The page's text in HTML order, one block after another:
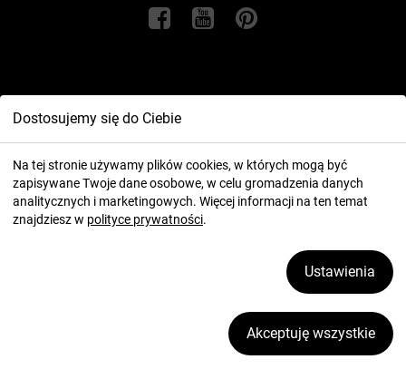
Dostosujemy się do Ciebie
Na tej stronie używamy plików cookies, w których mogą być
zapisywane Twoje dane osobowe, w celu gromadzenia danych
analitycznych i marketingowych. Więcej informacji na ten temat
znajdziesz w polityce prywatności.
Ustawienia
Akceptuję wszystkie
Informacje
Twoje konto
icube.pl